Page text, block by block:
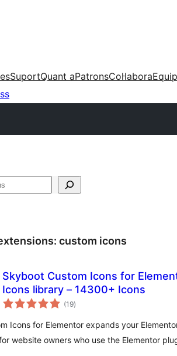
SuportQuant aPatronsCol·laboraEquip
custom icons
Skyboot Custom Icons for
Icons library – 14300+ Icons
(19puntuacions
totals
)
Icons for Elementor expands your
website owners who use the Elementor